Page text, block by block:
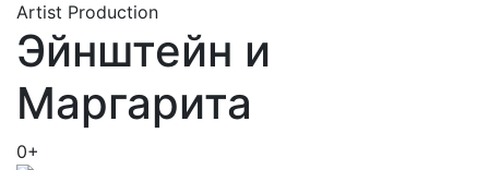
Artist Production
Эйнштейн и
Маргарита
0+